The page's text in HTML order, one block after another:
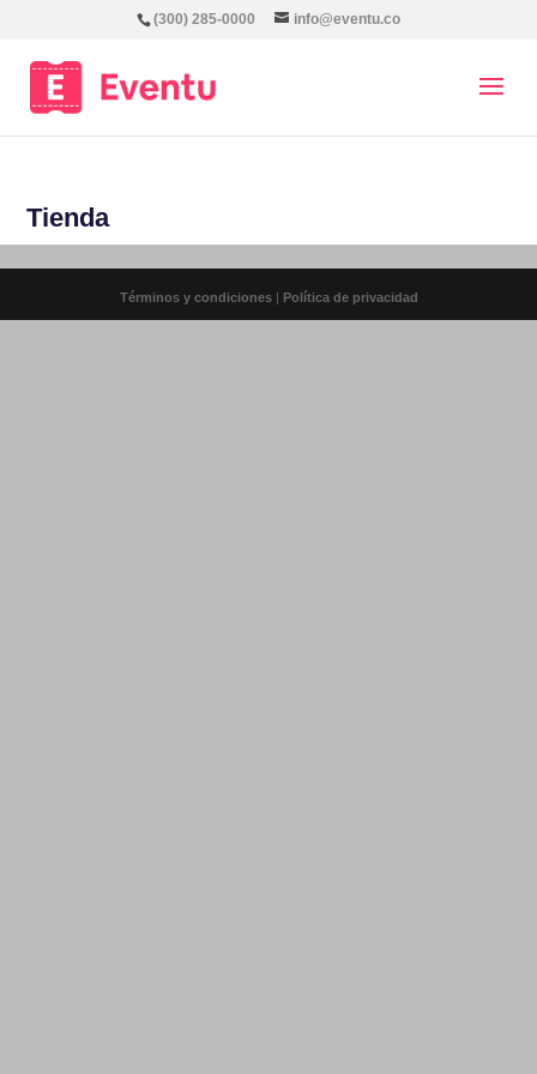
(300) 285-0000 info@eventu.co
Tienda
Términos y condiciones | Política de privacidad